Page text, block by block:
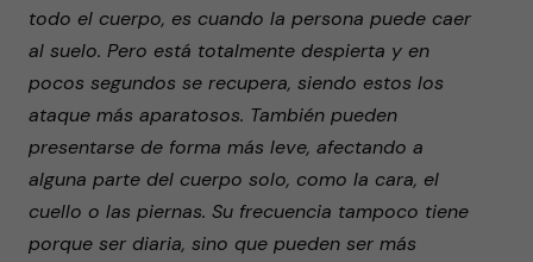
todo el cuerpo, es cuando la persona puede caer
al suelo. Pero está totalmente despierta y en
pocos segundos se recupera, siendo estos los
ataque más aparatosos. También pueden
presentarse de forma más leve, afectando a
alguna parte del cuerpo solo, como la cara, el
cuello o las piernas. Su frecuencia tampoco tiene
porque ser diaria, sino que pueden ser más